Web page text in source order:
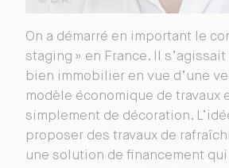
On a démarré en important le
staging » en France. Il
bien immobilier en vue d’une
modèle économique de travaux
simplement de décoration.
proposer des travaux de
une solution de financement